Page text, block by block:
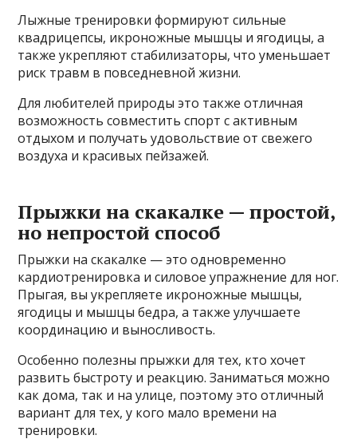
Лыжные тренировки формируют сильные
квадрицепсы, икроножные мышцы и ягодицы, а
также укрепляют стабилизаторы, что уменьшает
риск травм в повседневной жизни.
Для любителей природы это также отличная
возможность совместить спорт с активным
отдыхом и получать удовольствие от свежего
воздуха и красивых пейзажей.
Прыжки на скакалке — простой,
но непростой способ
Прыжки на скакалке — это одновременно
кардиотренировка и силовое упражнение для ног.
Прыгая, вы укрепляете икроножные мышцы,
ягодицы и мышцы бедра, а также улучшаете
координацию и выносливость.
Особенно полезны прыжки для тех, кто хочет
развить быстроту и реакцию. Заниматься можно
как дома, так и на улице, поэтому это отличный
вариант для тех, у кого мало времени на
тренировки.